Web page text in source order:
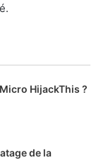
HijackThis ?
de la